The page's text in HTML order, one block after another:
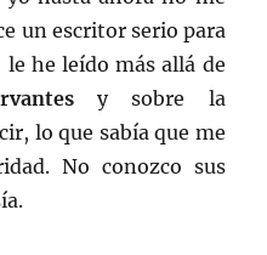
un escritor serio para
he leído más allá de
y sobre la
lo que sabía que me
No conozco sus